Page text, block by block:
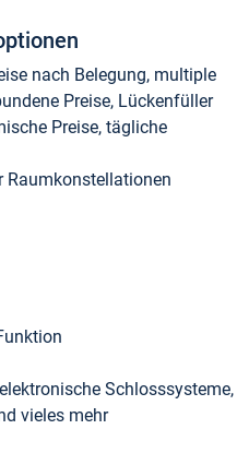
nach Belegung, multiple
Preise, Lückenfüller
Preise, tägliche
Raumkonstellationen
Schlosssysteme,
vieles mehr